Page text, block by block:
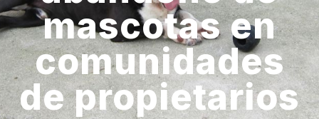
mascotas en
comunidades
de propietarios